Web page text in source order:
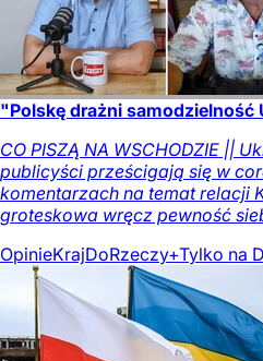
"Polskę drażni samodzielność
CO PISZĄ NA WSCHODZIE ||
publicyści prześcigają się w
komentarzach na temat relacji
groteskowa wręcz pewność
OpinieKrajDoRzeczy+Tylko na